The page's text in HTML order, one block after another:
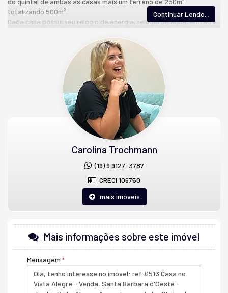
totalizando 500m².
Cada casa possui seu relógio de energia, relógio de água, entrada
Casa Geminada 103:
Acesso a casa pelo corredor lateal.
2 Dorm
Cozinha
Banheiro
Quintal com banheiro e quarto de dispensa.
Continuar Lendo...
Carolina Trochmann
(19) 9.9127-3787
CRECI 106750
mais imóveis
Mais informações sobre este imóvel
Mensagem